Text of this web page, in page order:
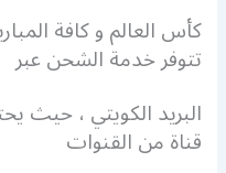
كأس العالم و كافة
تتوفر خدمة الشحن عبر
قناة من القنوات